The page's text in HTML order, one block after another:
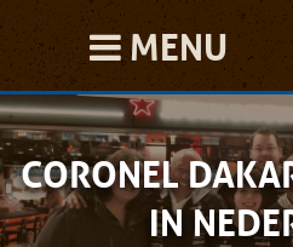
MENU
CORONEL
IN